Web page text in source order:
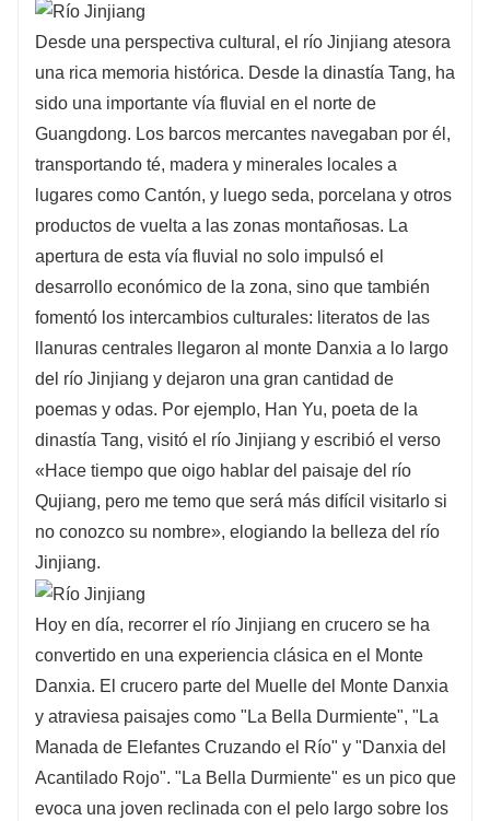
Desde una perspectiva cultural, el río Jinjiang atesora
una rica memoria histórica. Desde la dinastía Tang, ha
sido una importante vía fluvial en el norte de
Guangdong. Los barcos mercantes navegaban por él,
transportando té, madera y minerales locales a
lugares como Cantón, y luego seda, porcelana y otros
productos de vuelta a las zonas montañosas. La
apertura de esta vía fluvial no solo impulsó el
desarrollo económico de la zona, sino que también
fomentó los intercambios culturales: literatos de las
llanuras centrales llegaron al monte Danxia a lo largo
del río Jinjiang y dejaron una gran cantidad de
poemas y odas. Por ejemplo, Han Yu, poeta de la
dinastía Tang, visitó el río Jinjiang y escribió el verso
«Hace tiempo que oigo hablar del paisaje del río
Qujiang, pero me temo que será más difícil visitarlo si
no conozco su nombre», elogiando la belleza del río
Jinjiang.
Hoy en día, recorrer el río Jinjiang en crucero se ha
convertido en una experiencia clásica en el Monte
Danxia. El crucero parte del Muelle del Monte Danxia
y atraviesa paisajes como "La Bella Durmiente", "La
Manada de Elefantes Cruzando el Río" y "Danxia del
Acantilado Rojo". "La Bella Durmiente" es un pico que
evoca una joven reclinada con el pelo largo sobre los